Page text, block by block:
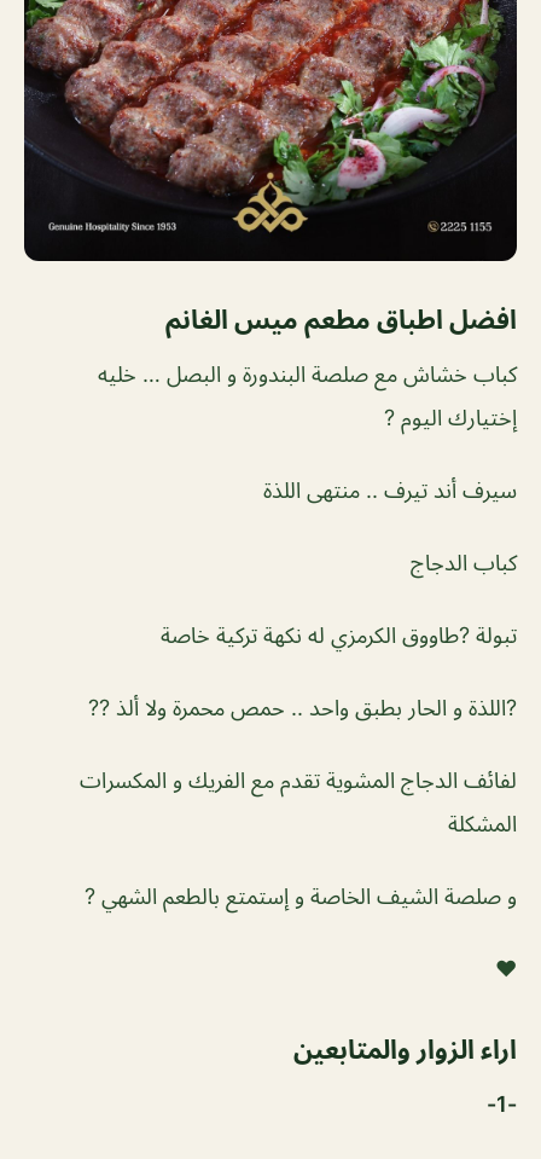
افضل اطباق مطعم ميس الغانم
كباب خشاش مع صلصة البندورة و البصل … خليه
إختيارك اليوم ?
سيرف أند تيرف .. منتهى اللذة
كباب الدجاج
تبولة ?طاووق الكرمزي له نكهة تركية خاصة
?اللذة و الحار بطبق واحد .. حمص محمرة ولا ألذ ??️
لفائف الدجاج المشوية تقدم مع الفريك و المكسرات
المشكلة
و صلصة الشيف الخاصة و إستمتع بالطعم الشهي ?
♥
اراء الزوار والمتابعين
-1-